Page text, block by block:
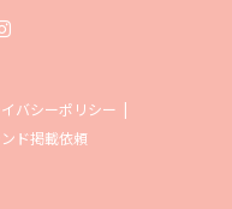
バシーポリシー
ド掲載依頼